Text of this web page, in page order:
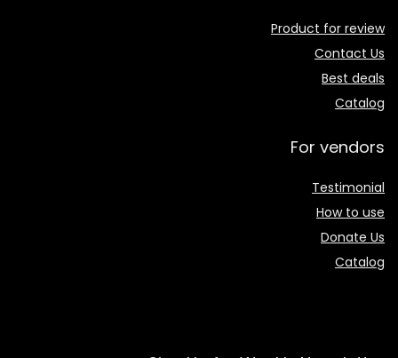
Product for review
Contact Us
Best deals
Catalog
For vendors
Testimonial
How to use
Donate Us
Catalog